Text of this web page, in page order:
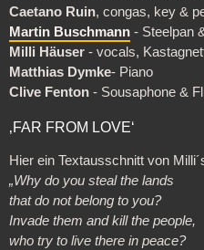
Caetano Ruin, congas, key &
Martin Buschmann- Steelpan
Milli Häuser- vocals,
Matthias Dymke- Piano
Clive Fenton- Sousaphone &
‚FAR FROM LOVE‘
Hier ein Textausschnitt von
„Why do you steal the lands
that do not belong to you?
Invade them and kill the people,
who try to live there in peace?